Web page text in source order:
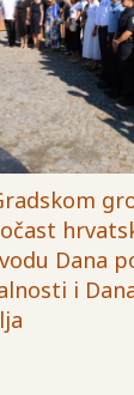
Dana
i